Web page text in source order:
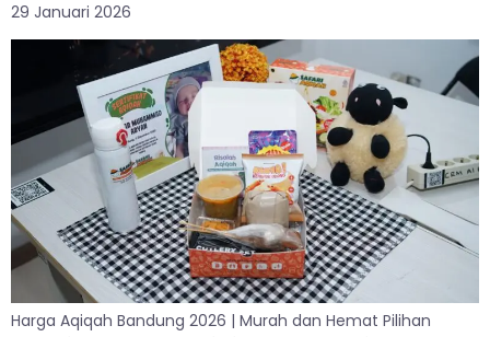
29 Januari 2026
Harga Aqiqah Bandung 2026 | Murah dan Hemat Pilihan